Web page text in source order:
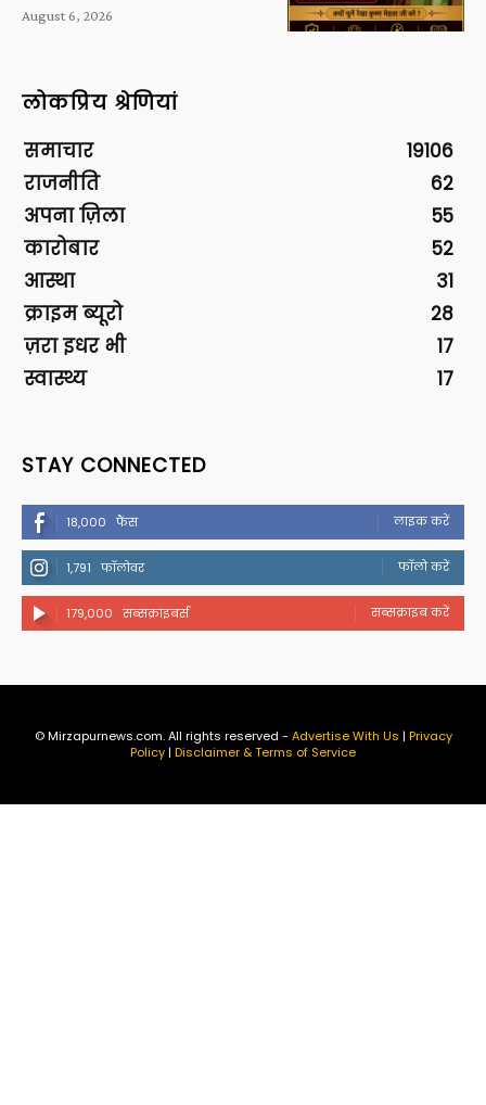
August 6, 2026
लोकप्रिय श्रेणियां
समाचार
19106
राजनीति
62
अपना ज़िला
55
कारोबार
52
आस्था
31
क्राइम ब्यूरो
28
ज़रा इधर भी
17
स्वास्थ्य
17
STAY CONNECTED
18,000 फैंस लाइक करें
1,791 फॉलोवर फॉलो करें
179,000 सब्सक्राइबर्स सब्सक्राइब करें
© Mirzapurnews.com. All rights reserved - Advertise With Us | Privacy
Policy| Disclaimer & Terms of Service